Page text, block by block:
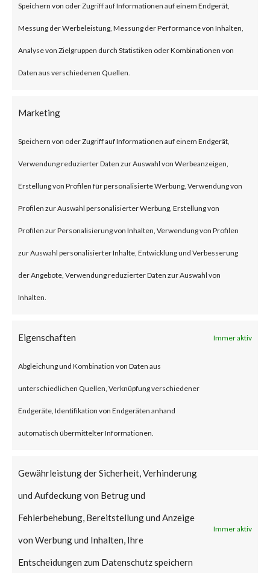
Speichern von oder Zugriff auf Informationen auf einem Endgerät,
Messung der Werbeleistung, Messung der Performance von Inhalten,
Analyse von Zielgruppen durch Statistiken oder Kombinationen von
Daten aus verschiedenen Quellen.
Marketing
Speichern von oder Zugriff auf Informationen auf einem Endgerät,
Verwendung reduzierter Daten zur Auswahl von Werbeanzeigen,
Erstellung von Profilen für personalisierte Werbung, Verwendung von
Profilen zur Auswahl personalisierter Werbung, Erstellung von
Profilen zur Personalisierung von Inhalten, Verwendung von Profilen
zur Auswahl personalisierter Inhalte, Entwicklung und Verbesserung
der Angebote, Verwendung reduzierter Daten zur Auswahl von
Inhalten.
Eigenschaften Immer aktiv
Abgleichung und Kombination von Daten aus
unterschiedlichen Quellen, Verknüpfung verschiedener
Endgeräte, Identifikation von Endgeräten anhand
automatisch übermittelter Informationen.
Gewährleistung der Sicherheit, Verhinderung
und Aufdeckung von Betrug und
Fehlerbehebung, Bereitstellung und Anzeige
von Werbung und Inhalten, Ihre
Entscheidungen zum Datenschutz speichern
Immer aktiv
What is the Vulnerability?
advisory on two vulnerabilities
on Jan 10, 2024 affecting Ivanti
Connect Secure (ICS) and Ivanti
Policy Secure Gateways (CVE-
2023-46805 and CVE-2024-
21887). The vulnerabilities are
an authentication bypass and
command injection
vulnerabilities, respectively in
application. According to the
vendor advisory, when chained
together, exploiting these
vulnerabilities when chained
together may allow attackers to
for authentication on the
compromised system. Both
vulnerabilities have been added
to CISA’s Known Exploited
Vulnerabilities (KEV) catalog.